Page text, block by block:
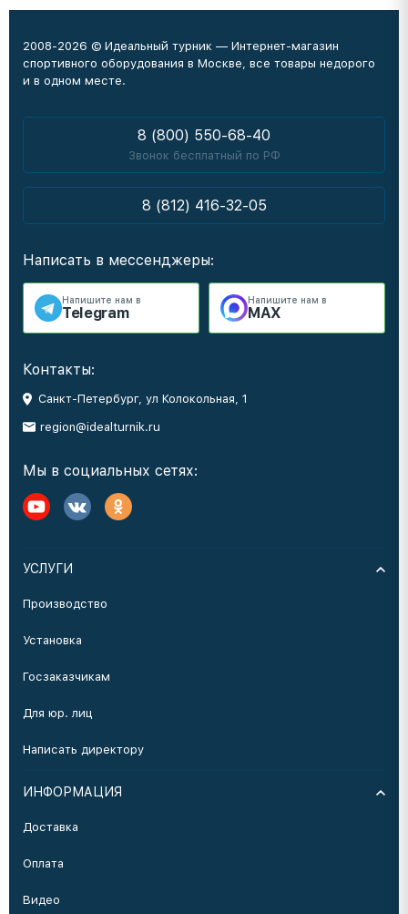
2008-2026 © Идеальный турник — Интернет-магазин
спортивного оборудования в Москве, все товары недорого
и в одном месте.
8 (800) 550-68-40
Звонок бесплатный по РФ
8 (812) 416-32-05
Написать в мессенджеры:
Напишите нам в
Telegram
Напишите нам в
MAX
Контакты:
Санкт-Петербург, ул Колокольная, 1
region@idealturnik.ru
Мы в социальных сетях:
УСЛУГИ
Производство
Установка
Госзаказчикам
Для юр. лиц
Написать директору
ИНФОРМАЦИЯ
Доставка
Оплата
Видео